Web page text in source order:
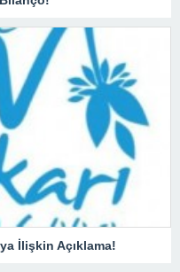
İlişkin Açıklama!